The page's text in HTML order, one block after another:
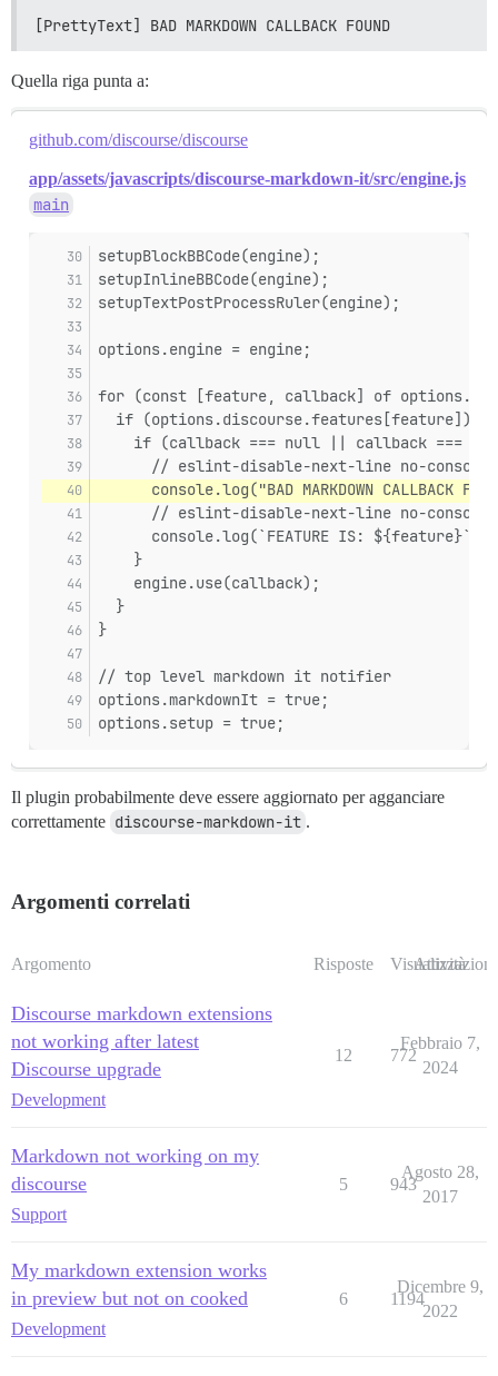
[PrettyText] BAD MARKDOWN CALLBACK FOUND
Quella riga punta a:
github.com/discourse/discourse
app/assets/javascripts/discourse-markdown-it/src/engine.js
main
setupBlockBBCode(engine);
setupInlineBBCode(engine);
setupTextPostProcessRuler(engine);
options.engine = engine;
for (const [feature, callback] of
  if (options.discourse.features[feature]) {
if (callback === null || callback ===
      // eslint-disable-next-line no-console
console.log("BAD MARKDOWN CALLBACK
      // eslint-disable-next-line no-console
      console.log(`FEATURE IS: ${feature}`);
    }
    engine.use(callback);
  }
}
// top level markdown it notifier
options.markdownIt = true;
options.setup = true;
Il plugin probabilmente deve essere aggiornato per agganciare
correttamente discourse-markdown-it .
Argomenti correlati
Argomento Risposte Visualizzazioni
Attività
Discourse markdown extensions
not working after latest
Discourse upgrade
Development
12 772
Febbraio 7,
2024
Markdown not working on my
discourse
Support
5 943
Agosto 28,
2017
My markdown extension works
in preview but not on cooked
Development
6 1194
Dicembre 9,
2022